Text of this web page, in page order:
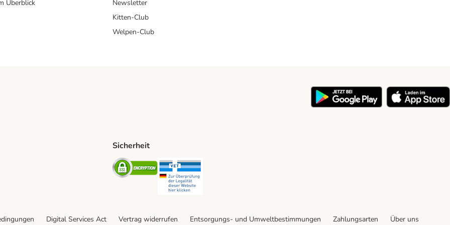
Überblick
Newsletter
Kitten-Club
Welpen-Club
Post Shipping Method
Sicherheit
Security
Digital Services Act Vertrag widerrufen Entsorgungs- und Umweltbestimmungen Zahlungsarten Über uns